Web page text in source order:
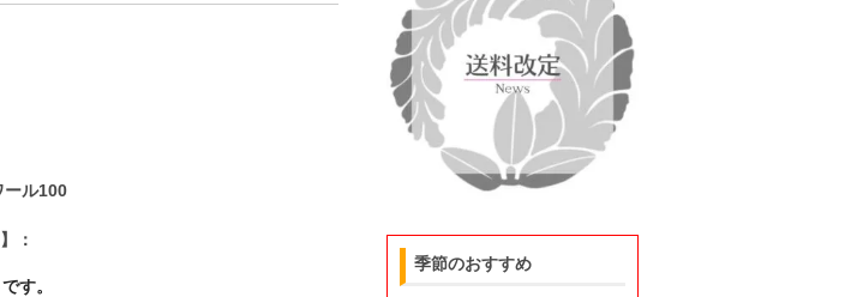
ール100
：
す。
季節のおすすめ